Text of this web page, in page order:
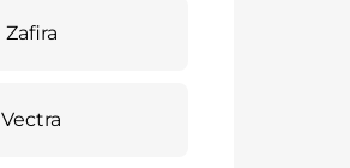
Zafira
Vectra